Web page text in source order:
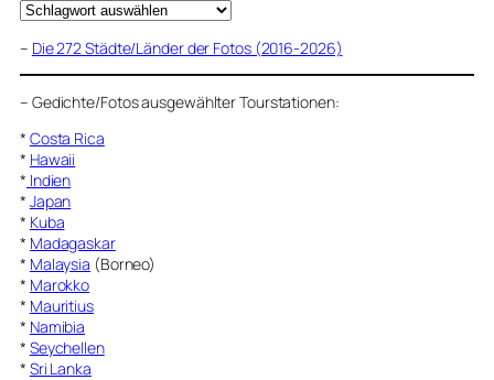
– Die 272 Städte/Länder der Fotos (2016-2026)
– Gedichte/Fotos ausgewählter Tourstationen:
* Costa Rica
* Hawaii
* Indien
* Japan
* Kuba
* Madagaskar
* Malaysia (Borneo)
* Marokko
* Mauritius
* Namibia
* Seychellen
* Sri Lanka